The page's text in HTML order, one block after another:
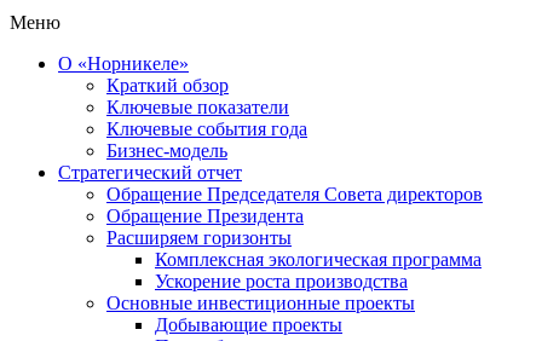
Меню
О «Норникеле»
Краткий обзор
Ключевые показатели
Ключевые события года
Бизнес-модель
Стратегический отчет
Обращение Председателя Совета директоров
Обращение Президента
Расширяем горизонты
Комплексная экологическая программа
Ускорение роста производства
Основные инвестиционные проекты
Добывающие проекты